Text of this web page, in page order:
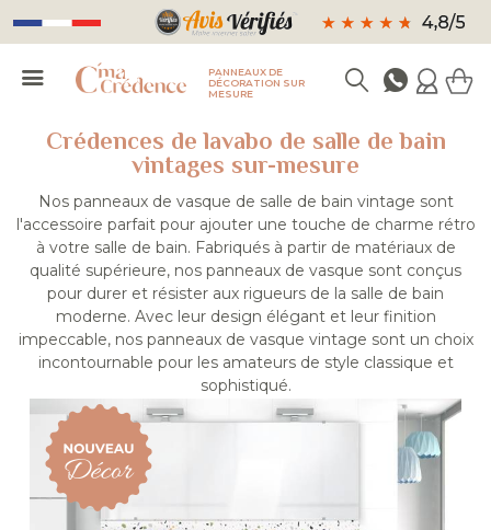
PANNEAUX DE
DÉCORATION SUR
MESURE
Crédences de lavabo de salle de bain
vintages sur-mesure
Nos panneaux de vasque de salle de bain vintage sont
l'accessoire parfait pour ajouter une touche de charme rétro
à votre salle de bain. Fabriqués à partir de matériaux de
qualité supérieure, nos panneaux de vasque sont conçus
pour durer et résister aux rigueurs de la salle de bain
moderne. Avec leur design élégant et leur finition
impeccable, nos panneaux de vasque vintage sont un choix
incontournable pour les amateurs de style classique et
sophistiqué.